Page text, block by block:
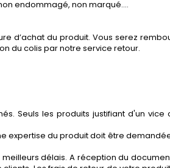
endommagé, non marqué….
d’achat du produit. Vous serez
du colis par notre service retour.
Seuls les produits justifiant d'un vice
expertise du produit doit être
délais. A réception du